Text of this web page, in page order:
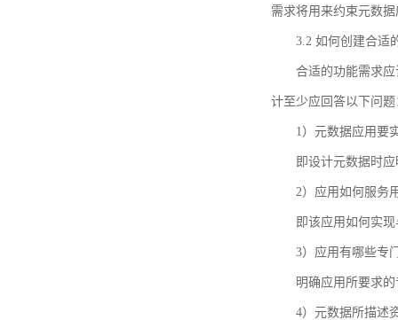
需求将用来约束元数
3.2 如何创建合适
合适的功能需求
计至少应回答以下问题
1）元数据应用要
即设计元数据时
2）应用如何服务
即该应用如何实
3）应用有哪些专
明确应用所要求
4）元数据所描述